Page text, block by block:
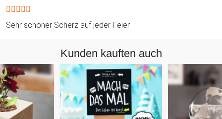
Sehr schöner Scherz auf jeder Feier
Kunden kauften auch